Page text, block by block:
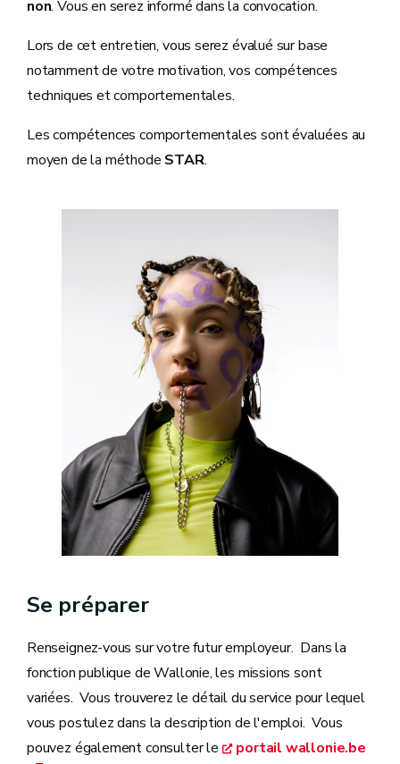
non. Vous en serez informé dans la convocation.
Lors de cet entretien, vous serez évalué sur base
notamment de votre motivation, vos compétences
techniques et comportementales.
Les compétences comportementales sont évaluées au
moyen de la méthode STAR.
Se préparer
Renseignez-vous sur votre futur employeur. Dans la
fonction publique de Wallonie, les missions sont
variées. Vous trouverez le détail du service pour lequel
vous postulez dans la description de l'emploi. Vous
pouvez également consulter le
portail wallonie.be